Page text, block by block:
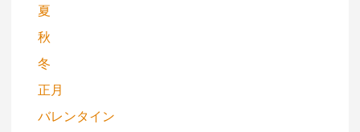
夏
秋
冬
正月
バレンタイン